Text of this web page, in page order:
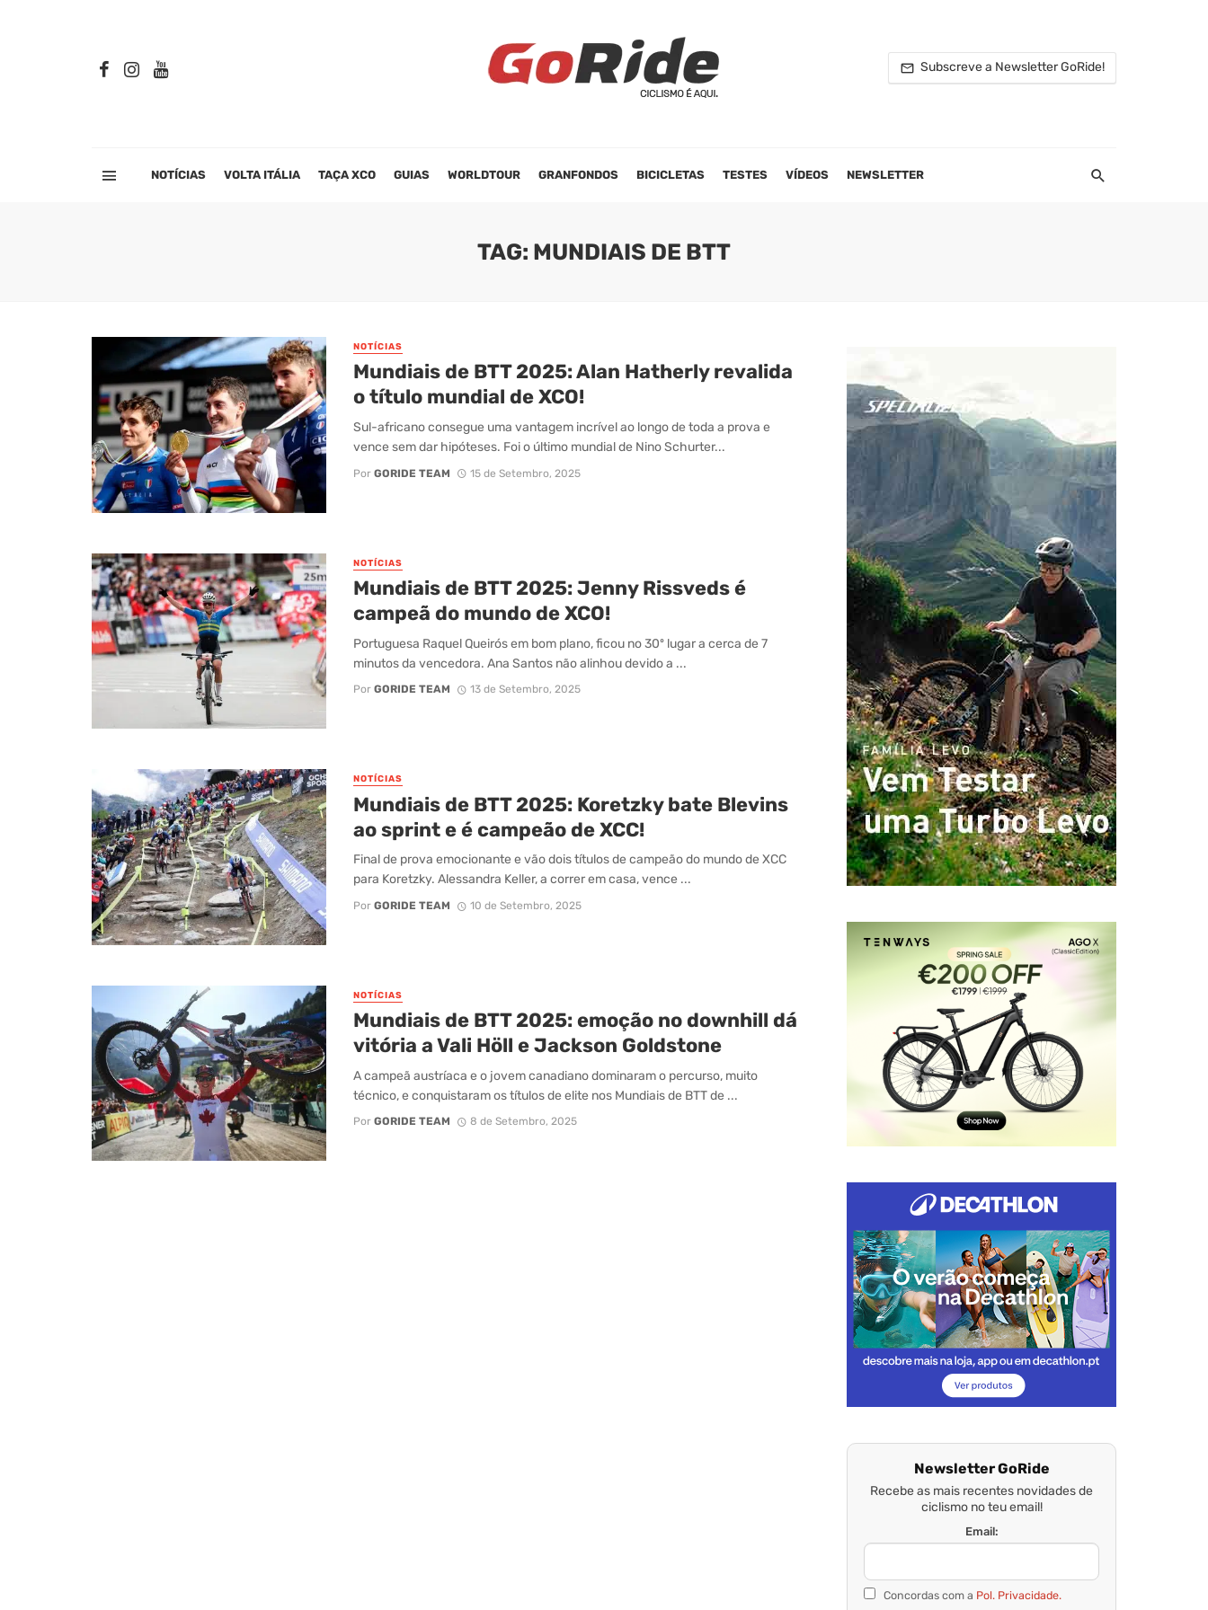
Subscreve a Newsletter GoRide!
NOTÍCIAS VOLTA ITÁLIA TAÇA XCO GUIAS WORLDTOUR GRANFONDOS BICICLETAS TESTES VÍDEOS NEWSLETTER
TAG: MUNDIAIS DE BTT
NOTÍCIAS
Mundiais de BTT 2025: Alan Hatherly revalida
o título mundial de XCO!
Sul-africano consegue uma vantagem incrível ao longo de toda a prova e
vence sem dar hipóteses. Foi o último mundial de Nino Schurter...
Por GORIDE TEAM 15 de Setembro, 2025
NOTÍCIAS
Mundiais de BTT 2025: Jenny Rissveds é
campeã do mundo de XCO!
Portuguesa Raquel Queirós em bom plano, ficou no 30º lugar a cerca de 7
minutos da vencedora. Ana Santos não alinhou devido a ...
Por GORIDE TEAM 13 de Setembro, 2025
NOTÍCIAS
Mundiais de BTT 2025: Koretzky bate Blevins
ao sprint e é campeão de XCC!
Final de prova emocionante e vão dois títulos de campeão do mundo de XCC
para Koretzky. Alessandra Keller, a correr em casa, vence ...
Por GORIDE TEAM 10 de Setembro, 2025
NOTÍCIAS
Mundiais de BTT 2025: emoção no downhill dá
vitória a Vali Höll e Jackson Goldstone
A campeã austríaca e o jovem canadiano dominaram o percurso, muito
técnico, e conquistaram os títulos de elite nos Mundiais de BTT de ...
Por GORIDE TEAM 8 de Setembro, 2025
Newsletter GoRide
Recebe as mais recentes novidades de
ciclismo no teu email!
Email:
Concordas com a Pol. Privacidade.